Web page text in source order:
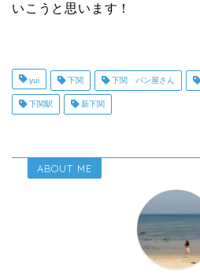
いこうと思います！
yui 下関 下関 パン屋さん
下関駅 新下関
ABOUT ME